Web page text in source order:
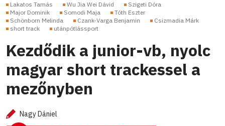
Lakatos Tamás Wu Jia Wei Dávid
Szigeti Dóra
Major Dominik
Somodi Maja
Tóth Eszter
Schönborn Melinda
Czank-Varga Benjamin
Csizmadia Márk
short track
utánpótlássport
Kezdődik a junior-vb, nyolc
magyar short trackessel a
mezőnyben
Nagy Dániel